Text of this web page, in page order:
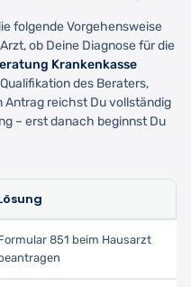
folgende Vorgehensweise
ob Deine Diagnose für die
Krankenkasse
des Beraters,
Antrag reichst Du vollständig
– erst danach beginnst Du
851 beim Hausarzt